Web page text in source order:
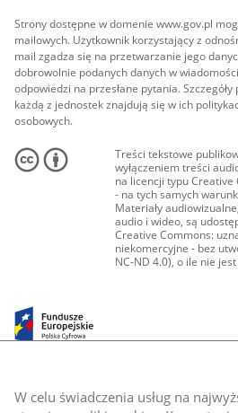
W celu świadczenia usług na
Strony dostępne w domenie www.gov.pl
mailowych. Użytkownik korzystający z
mail zgadza się na przetwarzanie jego
dobrowolnie podanych danych w
odpowiedzi na przesłane pytania.
każdą z jednostek znajdują się w ich
osobowych.
Treści tekstowe
wyłączeniem treści
na licencji typu
- na tych samych
Materiały
audio i wideo, są
Creative Commons:
niekomercyjne - bez
NC-ND 4.0), o ile nie